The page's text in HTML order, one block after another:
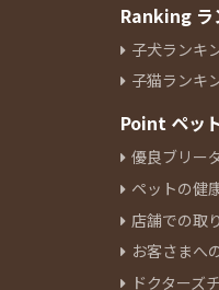
Ranking ラ
子犬ランキ
子猫ランキ
Point ペッ
優良ブリー
ペットの健
店舗での取
お客さまへ
ドクターズ